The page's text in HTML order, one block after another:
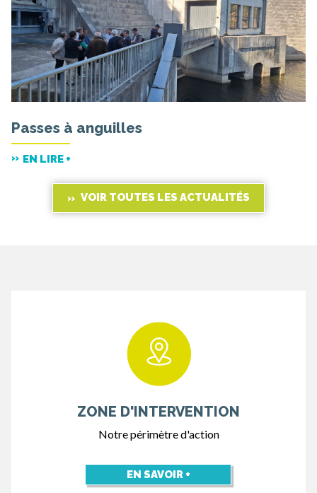
Passes à anguilles
EN LIRE +
VOIR TOUTES LES ACTUALITÉS
ZONE D'INTERVENTION
Notre périmètre d'action
EN SAVOIR +